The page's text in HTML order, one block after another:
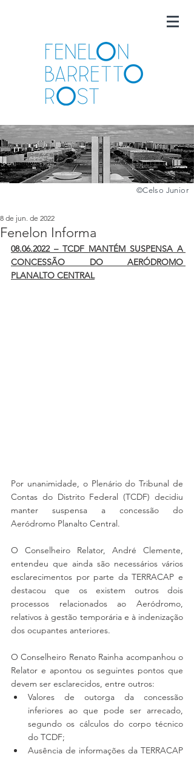
©️Celso Junior
Fenelon Informa
8 de jun. de 2022
08.06.2022 – TCDF MANTÉM SUSPENSA A
CONCESSÃO DO AERÓDROMO
PLANALTO CENTRAL
Por unanimidade, o Plenário do Tribunal de
Contas do Distrito Federal (TCDF) decidiu
manter suspensa a concessão do
Aeródromo Planalto Central.
O Conselheiro Relator, André Clemente,
entendeu que ainda são necessários vários
esclarecimentos por parte da TERRACAP e
destacou que os existem outros dois
processos relacionados ao Aeródromo,
relativos à gestão temporária e à indenização
dos ocupantes anteriores.
O Conselheiro Renato Rainha acompanhou o
Relator e apontou os seguintes pontos que
devem ser esclarecidos, entre outros:
Valores de outorga da concessão
inferiores ao que pode ser arrecado,
segundo os cálculos do corpo técnico
do TCDF;
Ausência de informações da TERRACAP